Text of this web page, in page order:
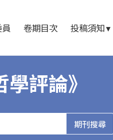
卷期目次 投稿須知 ▾
評論》